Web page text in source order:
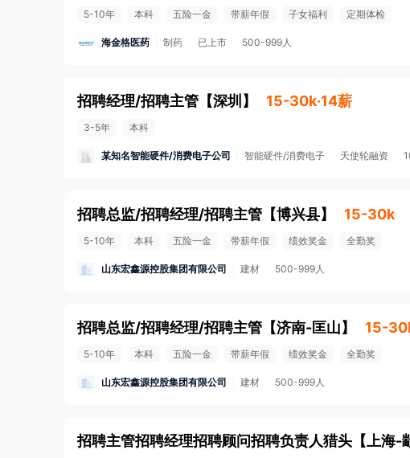
5-10年 本科 五险一金 带薪年假 子女福利 定期体检
海金格医药 制药 已上市 500-999人
招聘经理/招聘主管 【深圳 】 15-30k·14薪
3-5年 本科
某知名智能硬件/消费电子公司 智能硬件/消费电子 天使轮融资
招聘总监/招聘经理/招聘主管 【博兴县】 15-30k
5-10年 本科 五险一金 带薪年假 绩效奖金 全勤奖
山东宏鑫源控股集团有限公司 建材 500-999人
招聘总监/招聘经理/招聘主管 【济南-匡山】 15-
5-10年 本科 五险一金 带薪年假 绩效奖金 全勤奖
山东宏鑫源控股集团有限公司 建材 500-999人
招聘主管招聘经理招聘顾问招聘负责人猎头 【 上海-